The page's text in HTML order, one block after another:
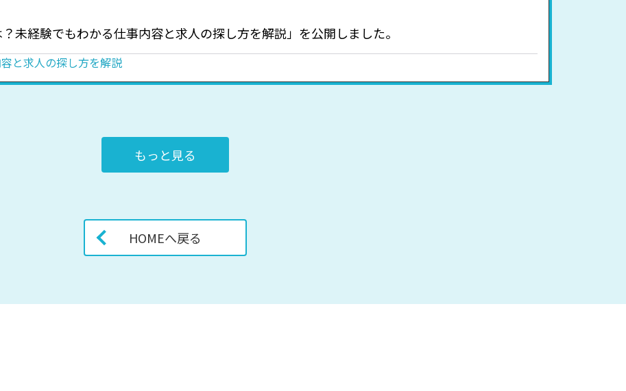
未経験でもわかる仕事内容と求人の探し方を解説」を公開しました。
と求人の探し方を解説
もっと見る
HOMEへ戻る